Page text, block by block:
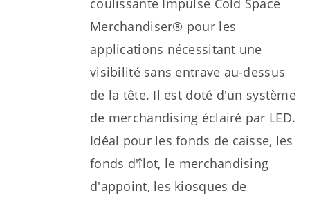
coulissante Impulse Cold Space
Merchandiser® pour les
applications nécessitant une
visibilité sans entrave au-dessus
de la tête. Il est doté d'un système
de merchandising éclairé par LED.
Idéal pour les fonds de caisse, les
fonds d'îlot, le merchandising
d'appoint, les kiosques de